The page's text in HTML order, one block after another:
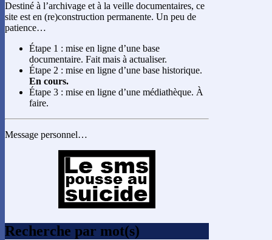
Destiné à l’archivage et à la veille documentaires, ce
site est en (re)construction permanente. Un peu de
patience…
Étape 1 : mise en ligne d’une base
documentaire. Fait mais à actualiser.
Étape 2 : mise en ligne d’une base historique.
En cours.
Étape 3 : mise en ligne d’une médiathèque. À
faire.
Message personnel…
Recherche par mot(s)